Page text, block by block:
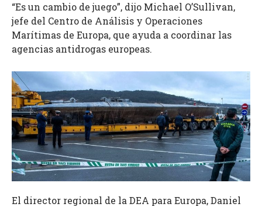
“Es un cambio de juego”, dijo Michael O’Sullivan,
jefe del Centro de Análisis y Operaciones
Marítimas de Europa, que ayuda a coordinar las
agencias antidrogas europeas.
El director regional de la DEA para Europa, Daniel